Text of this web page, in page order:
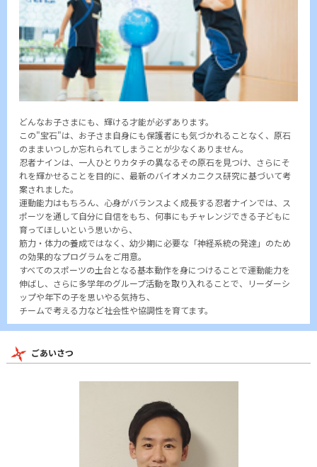
どんなお子さまにも、輝ける才能が必ずあります。
この"宝石"は、お子さま自身にも保護者にも気づかれることなく、原石
のままいつしか忘れられてしまうことが少なくありません。
忍者ナインは、一人ひとりカタチの異なるその原石を見つけ、さらにそ
れを輝かせることを目的に、最新のバイオメカニクス研究に基づいて考
案されました。
運動能力はもちろん、心身がバランスよく成長する忍者ナインでは、ス
ポーツを通して自分に自信をもち、何事にもチャレンジできる子どもに
育ってほしいという思いから、
筋力・体力の養成ではなく、幼少期に必要な「神経系統の発達」のため
の効果的なプログラムをご用意。
すべてのスポーツの土台となる基本動作を身につけることで運動能力を
伸ばし、さらに多学年のグループ活動を取り入れることで、リーダーシ
ップや年下の子を思いやる気持ち、
チームで考える力など社会性や協調性を育てます。
ごあいさつ